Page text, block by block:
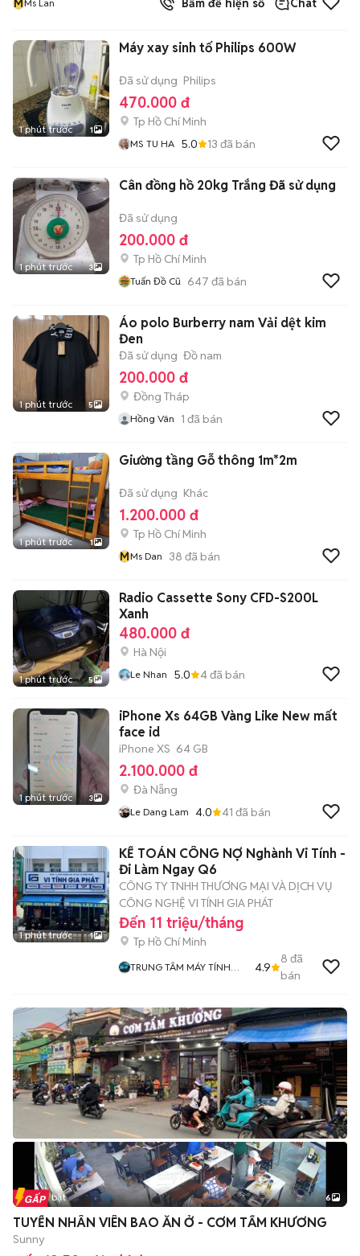
Ms Lan Bấm để hiện số Chat
1 phút trước 1
Máy xay sinh tố Philips 600W
Đã sử dụng Philips
470.000 đ
Tp Hồ Chí Minh
MS TU HA 5.0 13 đã bán
1 phút trước 3
Cân đồng hồ 20kg Trắng Đã sử dụng
Đã sử dụng
200.000 đ
Tp Hồ Chí Minh
Tuấn Đồ Cũ 647 đã bán
1 phút trước 5
Áo polo Burberry nam Vải dệt kim
Đen
Đã sử dụng Đồ nam
200.000 đ
Đồng Tháp
Hồng Vân 1 đã bán
1 phút trước 1
Giường tầng Gỗ thông 1m*2m
Đã sử dụng Khác
1.200.000 đ
Tp Hồ Chí Minh
MMs Dan 38 đã bán
1 phút trước 5
Radio Cassette Sony CFD-S200L
Xanh
480.000 đ
Hà Nội
Le Nhan 5.0 4đã bán
1 phút trước 3
iPhone Xs 64GB Vàng Like New mất
face id
iPhone XS 64 GB
2.100.000 đ
Đà Nẵng
Le Dang Lam 4.0 41 đã bán
1 phút trước 1
KẾ TOÁN CÔNG NỢ Nghành Vi Tính -
Đi Làm Ngay Q6
CÔNG TY TNHH THƯƠNG MẠI VÀ DỊCH VỤ
CÔNG NGHỆ VI TÍNH GIA PHÁT
Đến 11 triệu/tháng
Tp Hồ Chí Minh
TRUNG TÂM MÁY TÍNH
4.9
8 đã
bán
+2
Tin nổi bật 6
TUYỂN NHÂN VIÊN BAO ĂN Ở - CƠM TẤM KHƯƠNG
Sunny